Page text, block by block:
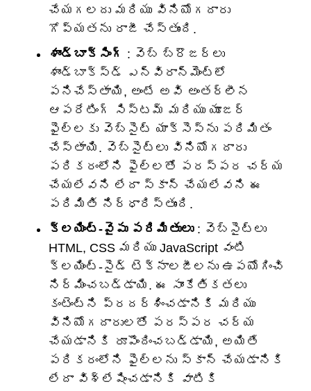
చేయగలదు మరియు వినియోగదారు
గోప్యతను రాజీ చేస్తుంది.
శాండ్‌బాక్సింగ్
: వెబ్ బ్రౌజర్‌లు
శాండ్‌బాక్స్డ్ ఎన్విరాన్‌మెంట్‌లో
పనిచేస్తాయి, అంటే అవి అంతర్లీన
ఆపరేటింగ్ సిస్టమ్ మరియు యూజర్
ఫైల్‌లకు వెబ్‌సైట్ యాక్సెస్‌ను పరిమితం
చేస్తాయి. వెబ్‌సైట్‌లు వినియోగదారు
పరికరంలోని ఫైల్‌లతో పరస్పర చర్య
చేయలేవని లేదా స్కాన్ చేయలేవని ఈ
పరిమితి నిర్ధారిస్తుంది.
క్లయింట్-వైపు పరిమితులు: వెబ్‌సైట్‌లు
HTML, CSS మరియు JavaScript వంటి
క్లయింట్-సైడ్ టెక్నాలజీలను ఉపయోగించి
నిర్మించబడ్డాయి. ఈ సాంకేతికతలు
కంటెంట్‌ని ప్రదర్శించడానికి మరియు
వినియోగదారులతో పరస్పర చర్య
చేయడానికి రూపొందించబడ్డాయి, అయితే
పరికరంలోని ఫైల్‌లను స్కాన్ చేయడానికి
లేదా విశ్లేషించడానికి వాటికి